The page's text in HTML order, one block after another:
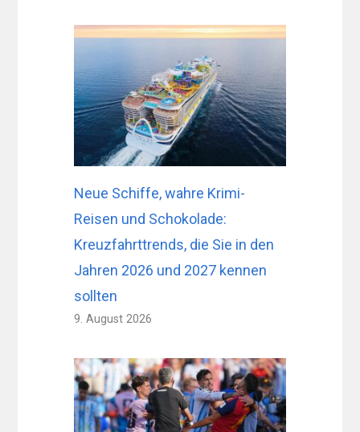
Neue Schiffe, wahre Krimi-
Reisen und Schokolade:
Kreuzfahrttrends, die Sie in den
Jahren 2026 und 2027 kennen
sollten
9. August 2026